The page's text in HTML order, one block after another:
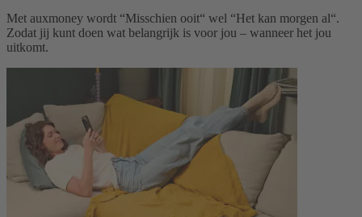
Met auxmoney wordt “Misschien ooit“ wel “Het kan morgen al“.
Zodat jij kunt doen wat belangrijk is voor jou – wanneer het jou
uitkomt.